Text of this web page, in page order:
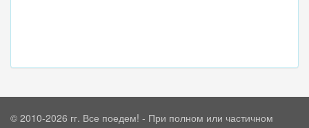
© 2010-2026 гг. Все поедем! - При полном или частичном